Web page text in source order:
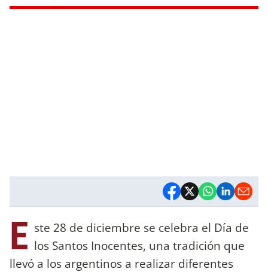
E ste 28 de diciembre se celebra el Día de
los Santos Inocentes, una tradición que
llevó a los argentinos a realizar diferentes